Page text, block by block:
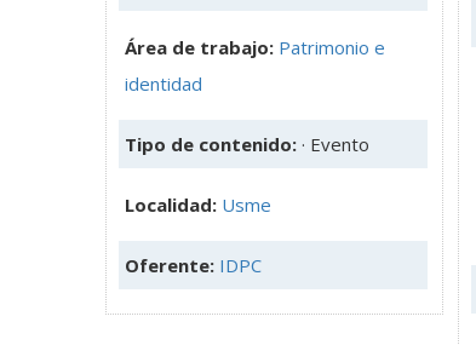
Área de trabajo: Patrimonio e
identidad
Tipo de contenido: · Evento
Localidad: Usme
Oferente: IDPC